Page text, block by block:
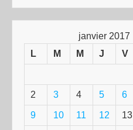
janvier 2017
L
M M J V
2 3 4 5 6
9 10 11 12 13